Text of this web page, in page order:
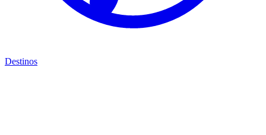
Destinos